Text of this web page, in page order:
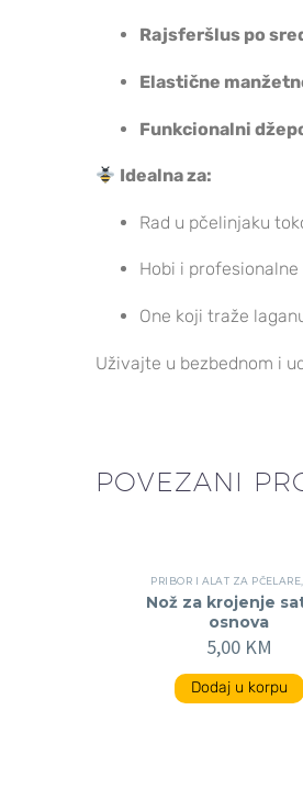
Rajsferšlus po
Elastične
Funkcionalni
Idealna za:
Rad u pčelinjaku
Hobi i
One koji traže
Uživajte u bezbednom i
POVEZANI
PRIBOR I ALAT ZA PČELARE
Nož za krojenje
osnova
5,00 KM
Dodaj u korpu